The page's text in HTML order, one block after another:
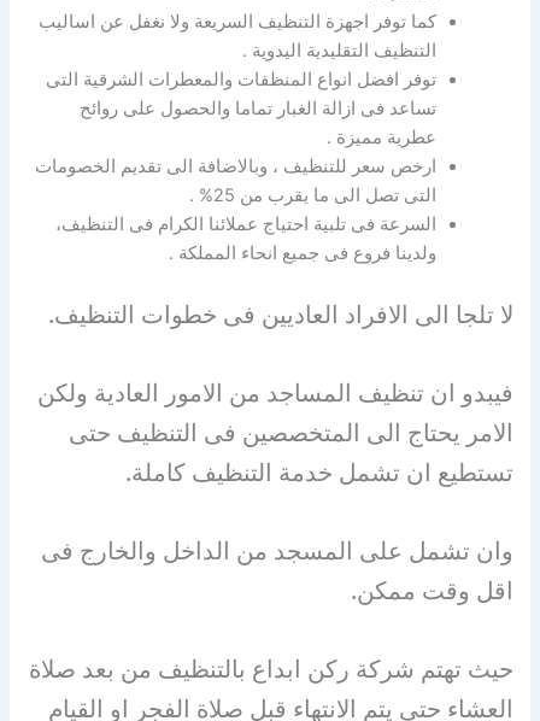
كما توفر اجهزة التنظيف السريعة ولا نغفل عن اساليب
التنظيف التقليدية اليدوية .
توفر افضل انواع المنظفات والمعطرات الشرقية التى
تساعد فى ازالة الغبار تماما والحصول على روائح
عطرية مميزة .
ارخص سعر للتنظيف ، وبالاضافة الى تقديم الخصومات
التى تصل الى ما يقرب من 25% .
السرعة فى تلبية احتياج عملائنا الكرام فى التنظيف،
ولدينا فروع فى جميع انحاء المملكة .
لا تلجا الى الافراد العاديين فى خطوات التنظيف.
فيبدو ان تنظيف المساجد من الامور العادية ولكن
الامر يحتاج الى المتخصصين فى التنظيف حتى
تستطيع ان تشمل خدمة التنظيف كاملة.
وان تشمل على المسجد من الداخل والخارج فى
اقل وقت ممكن.
حيث تهتم شركة ركن ابداع بالتنظيف من بعد صلاة
العشاء حتى يتم الانتهاء قبل صلاة الفجر او القيام